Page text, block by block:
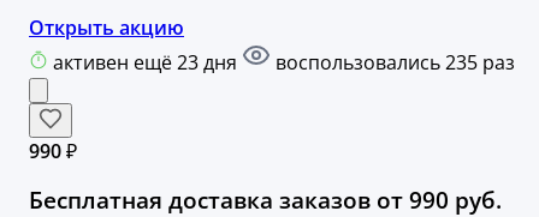
Открыть акцию
активен ещё 23 дня
воспользовались 235 раз
990 ₽
Бесплатная доставка заказов от 990 руб.